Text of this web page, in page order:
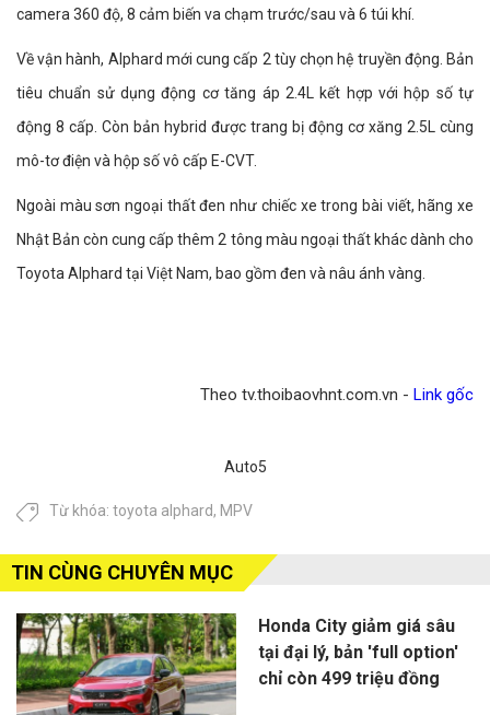
camera 360 độ, 8 cảm biến va chạm trước/sau và 6 túi khí.
Về vận hành, Alphard mới cung cấp 2 tùy chọn hệ truyền động. Bản
tiêu chuẩn sử dụng động cơ tăng áp 2.4L kết hợp với hộp số tự
động 8 cấp. Còn bản hybrid được trang bị động cơ xăng 2.5L cùng
mô-tơ điện và hộp số vô cấp E-CVT.
Ngoài màu sơn ngoại thất đen như chiếc xe trong bài viết, hãng xe
Nhật Bản còn cung cấp thêm 2 tông màu ngoại thất khác dành cho
Toyota Alphard tại Việt Nam, bao gồm đen và nâu ánh vàng.
Theo tv.thoibaovhnt.com.vn - Link gốc
Auto5
Từ khóa: toyota alphard, MPV
TIN CÙNG CHUYÊN MỤC
Honda City giảm giá sâu
tại đại lý, bản 'full option'
chỉ còn 499 triệu đồng